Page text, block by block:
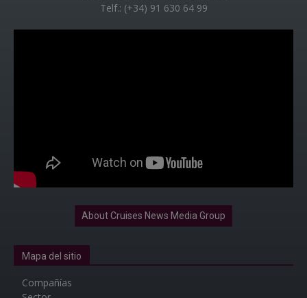
Telf.: (+34) 91 630 64 99
About Cruises News Media Group
Mapa del sitio
Compañías